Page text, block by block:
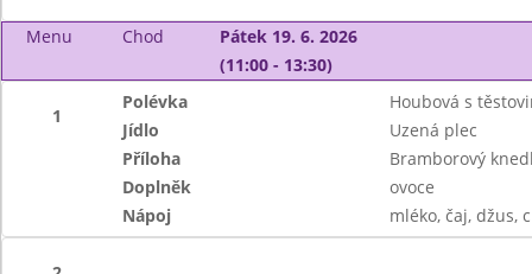
Menu Chod
Pátek 19. 6. 2026
(11:00 - 13:30)
1
Polévka
Houbová s
Jídlo
Uzená plec
Příloha
Bramborový
Doplněk
ovoce
Nápoj
mléko, čaj, džus,